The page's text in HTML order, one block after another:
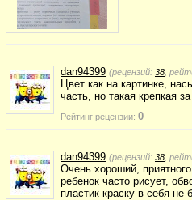
dan94399 (рецензий: 38 ,
Цвет как на картинке,
часть, но такая крепкая
Рейтинг рецензии: 0
dan94399 (рецензий: 38 ,
Очень хороший,
ребенок часто рисует,
пластик краску в себя